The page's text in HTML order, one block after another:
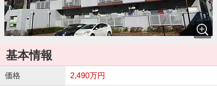
基本情報
価格 2,490万円